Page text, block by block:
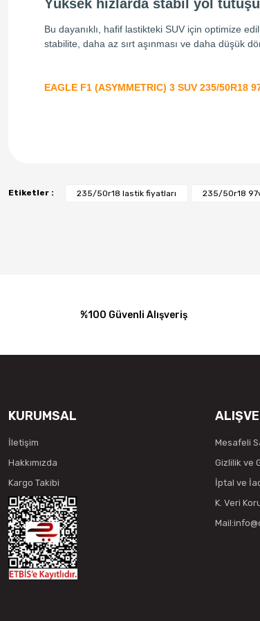
Yüksek hızlarda stabil yol tutuşu
Bu dayanıklı, hafif lastikteki SUV için optimize
stabilite, daha az sırt aşınması ve daha düşük
EAGLE F1 (ASYMMETRIC) 3 SUV 235/50R18
Etiketler : 235/50r18 lastik fiyatları 235/50r18
%100 Güvenli Alışveriş
KURUMSAL
İletişim
Hakkımızda
Kargo Takibi
Mesafeli
Gizlilik ve
İptal ve
K. Veri